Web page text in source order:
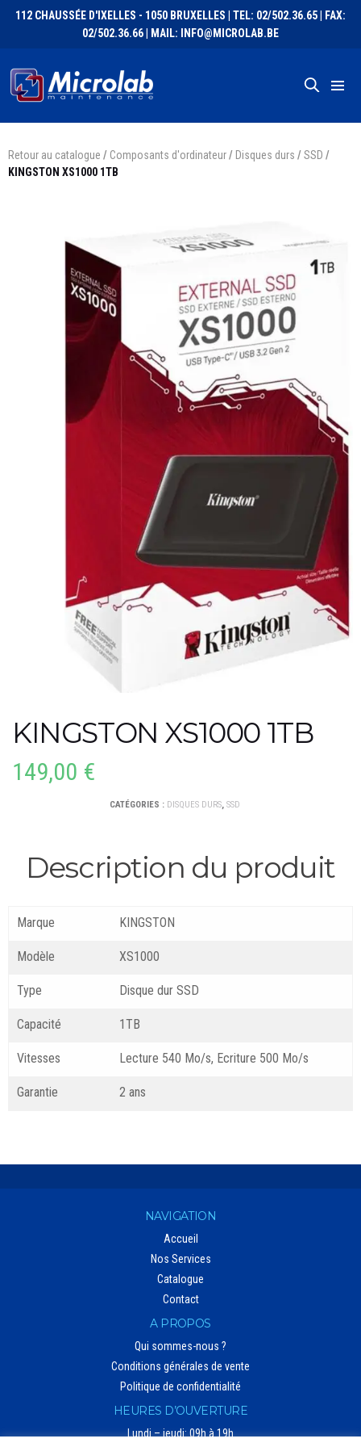
112 CHAUSSÉE D'IXELLES - 1050 BRUXELLES | TEL: 02/502.36.65 | FAX:
02/502.36.66 | MAIL: INFO@MICROLAB.BE
Retour au catalogue / Composants d'ordinateur/ Disques durs /SSD /
KINGSTON XS1000 1TB
KINGSTON XS1000 1TB
149,00 €
CATÉGORIES : DISQUES DURS, SSD
Description du produit
Marque KINGSTON
Modèle XS1000
Type Disque dur SSD
Capacité 1TB
Vitesses Lecture 540 Mo/s, Ecriture 500 Mo/s
Garantie 2 ans
NAVIGATION
Accueil
Nos Services
Catalogue
Contact
A PROPOS
Qui sommes-nous ?
Conditions générales de vente
Politique de confidentialité
HEURES D’OUVERTURE
Lundi – jeudi: 09h à 19h